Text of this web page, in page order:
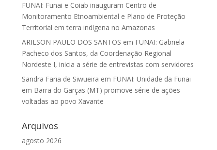
FUNAI: Funai e Coiab inauguram Centro de
Monitoramento Etnoambiental e Plano de Proteção
Territorial em terra indígena no Amazonas
ARILSON PAULO DOS SANTOS em FUNAI: Gabriela
Pacheco dos Santos, da Coordenação Regional
Nordeste I, inicia a série de entrevistas com servidores
Sandra Faria de Siwueira em FUNAI: Unidade da Funai
em Barra do Garças (MT) promove série de ações
voltadas ao povo Xavante
Arquivos
agosto 2026